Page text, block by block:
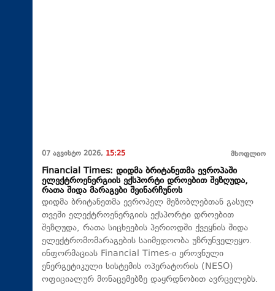
07 აგვისტო 2026, 15:25 მსოფლიო
Financial Times: დიდმა ბრიტანეთმა ევროპაში
ელექტროენერგიის ექსპორტი დროებით შეზღუდა,
რათა შიდა მარაგები შეინარჩუნოს
დიდმა ბრიტანეთმა ევროპელ მეზობლებთან გასულ
თვეში ელექტროენერგიის ექსპორტი დროებით
შეზღუდა, რათა სიცხეების პერიოდში ქვეყნის შიდა
ელექტრომომარაგების საიმედოობა უზრუნველეყო.
ინფორმაციას Financial Times-ი ეროვნული
ენერგეტიკული სისტემის ოპერატორის (NESO)
ოფიციალურ მონაცემებზე დაყრდნობით ავრცელებს.